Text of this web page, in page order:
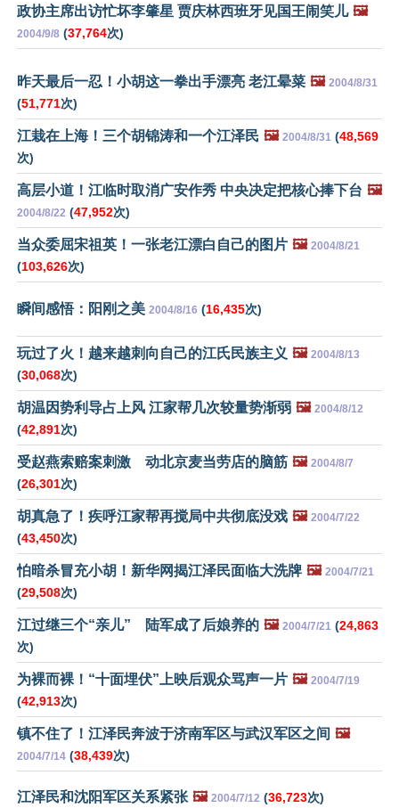
政协主席出访忙坏李肇星 贾庆林西班牙见国王闹笑儿 🖼️
2004/9/8 (37,764次)
昨天最后一忍！小胡这一拳出手漂亮 老江晕菜 🖼️ 2004/8/31
(51,771次)
江栽在上海！三个胡锦涛和一个江泽民 🖼️ 2004/8/31 (48,569
次)
高层小道！江临时取消广安作秀 中央决定把核心捧下台 🖼️
2004/8/22 (47,952次)
当众委屈宋祖英！一张老江漂白自己的图片 🖼️ 2004/8/21
(103,626次)
瞬间感悟：阳刚之美 2004/8/16 (16,435次)
玩过了火！越来越刺向自己的江氏民族主义 🖼️ 2004/8/13
(30,068次)
胡温因势利导占上风 江家帮几次较量势渐弱 🖼️ 2004/8/12
(42,891次)
受赵燕索赔案刺激 动北京麦当劳店的脑筋 🖼️ 2004/8/7
(26,301次)
胡真急了！疾呼江家帮再搅局中共彻底没戏 🖼️ 2004/7/22
(43,450次)
怕暗杀冒充小胡！新华网揭江泽民面临大洗牌 🖼️ 2004/7/21
(29,508次)
江过继三个“亲儿” 陆军成了后娘养的 🖼️ 2004/7/21 (24,863
次)
为裸而裸！“十面埋伏”上映后观众骂声一片 🖼️ 2004/7/19
(42,913次)
镇不住了！江泽民奔波于济南军区与武汉军区之间 🖼️
2004/7/14 (38,439次)
江泽民和沈阳军区关系紧张 🖼️ 2004/7/12 (36,723次)